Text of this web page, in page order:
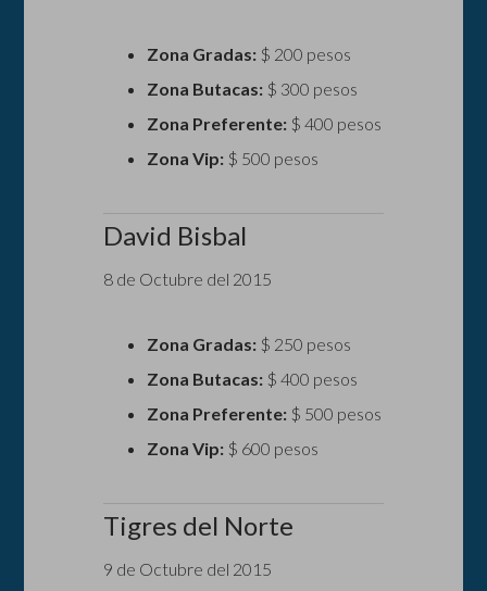
Zona Gradas: $ 200 pesos
Zona Butacas: $ 300 pesos
Zona Preferente: $ 400 pesos
Zona Vip: $ 500 pesos
David Bisbal
8 de Octubre del 2015
Zona Gradas: $ 250 pesos
Zona Butacas: $ 400 pesos
Zona Preferente: $ 500 pesos
Zona Vip: $ 600 pesos
Tigres del Norte
9 de Octubre del 2015